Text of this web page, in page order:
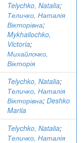
Telychko, Natalia;
Теличко, Наталія
Вікторівна;
Mykhailochko,
Victoria;
Михайлочко,
Вікторія
Telychko, Natalia;
Теличко, Наталія
Вікторівна; Deshko
Mariia
Telychko, Natalia;
Теличко, Наталія